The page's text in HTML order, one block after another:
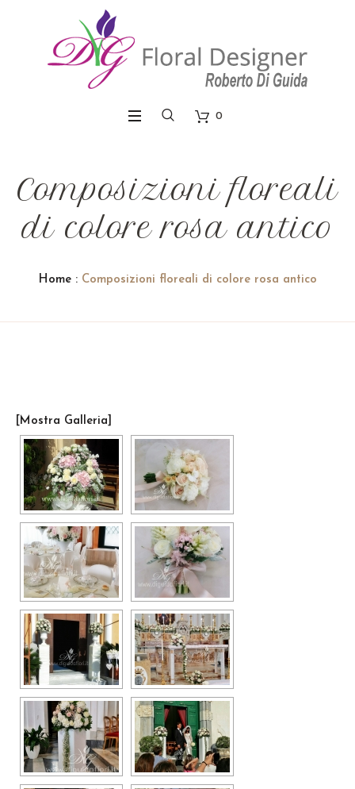
0
Composizioni floreali
di colore rosa antico
Home : Composizioni floreali di colore rosa antico
[Mostra Galleria]